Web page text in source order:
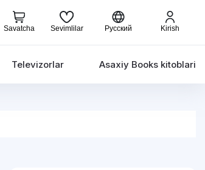
Savatcha Sevimlilar Русский Kirish
Televizorlar Asaxiy Books kitoblari